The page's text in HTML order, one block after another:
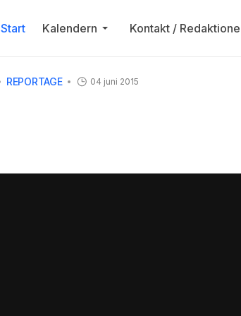
Start Kalendern Kontakt /
REPORTAGE 04 juni 2015